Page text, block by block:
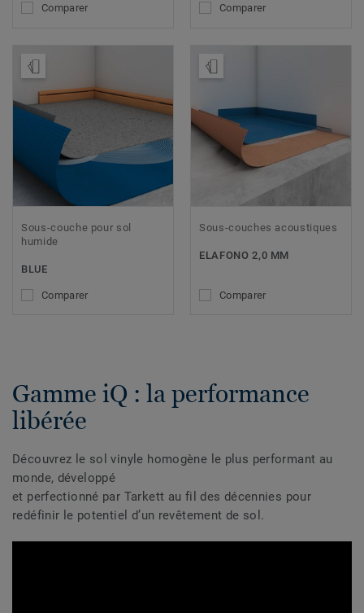
Comparer Comparer
Sous-couche pour sol
humide
BLUE
Comparer
Sous-couches acoustiques
ELAFONO 2,0 MM
Comparer
Gamme iQ : la performance
libérée
Découvrez le sol vinyle homogène le plus performant au
monde, développé
et perfectionné par Tarkett au fil des décennies pour
redéfinir le potentiel d’un revêtement de sol.